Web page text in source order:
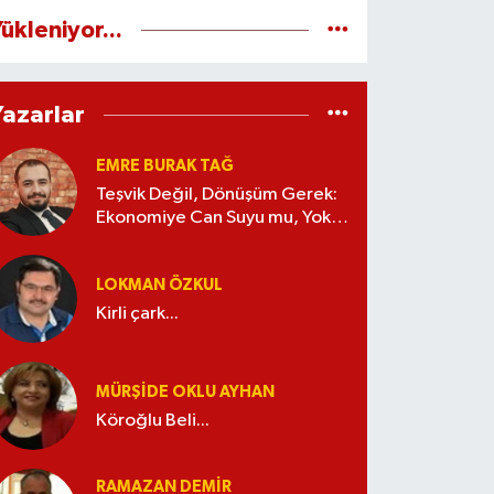
EMRE BURAK TAĞ
Teşvik Değil, Dönüşüm Gerek:
Ekonomiye Can Suyu mu, Yoksa
LOKMAN ÖZKUL
Kirli çark...
MÜRŞIDE OKLU AYHAN
Köroğlu Beli...
RAMAZAN DEMİR